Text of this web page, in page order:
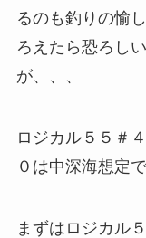
るのも釣りの愉
ろえたら恐ろし
が、、、
ロジカル５５＃
０は中深海想定
まずはロジカル